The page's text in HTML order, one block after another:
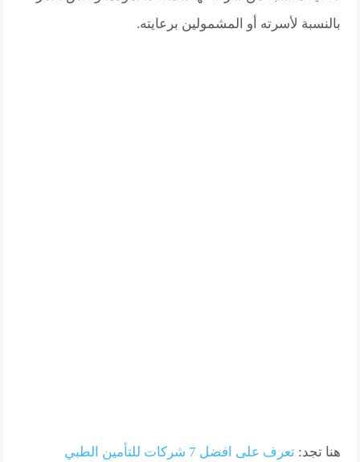
بالنسبة لأسرته أو المشمولين برعايته.
هنا تجد:تعرف على افضل 7 شركات للتأمين الطبي